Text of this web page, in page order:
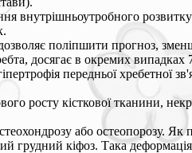
внутрішньоутробного
поліпшити прогноз,
досягає в окремих
передньої хребетної
росту кісткової тканини,
або остеопорозу. Як
кіфоз. Така